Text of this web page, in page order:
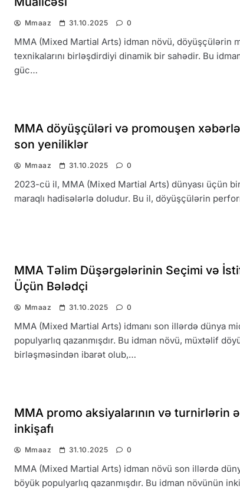
Mmaaz 31.10.2025 0
MMA (Mixed Martial Arts) idman növü, döyüşçülərin
texnikalarını birləşdirdiyi dinamik bir sahədir. Bu
güc…
MMA döyüşçüləri və promouşen
son yeniliklər
Mmaaz 31.10.2025 0
2023-cü il, MMA (Mixed Martial Arts) dünyası üçün
maraqlı hadisələrlə doludur. Bu il, döyüşçülərin
MMA Təlim Düşərgələrinin Seçimi və
Üçün Bələdçi
Mmaaz 31.10.2025 0
MMA (Mixed Martial Arts) idmanı son illərdə dünya
populyarlıq qazanmışdır. Bu idman növü, müxtəlif
birləşməsindən ibarət olub,…
MMA promo aksiyalarının və turnirlərin
inkişafı
Mmaaz 31.10.2025 0
MMA (Mixed Martial Arts) idman növü son illərdə
böyük populyarlıq qazanmışdır. Bu idman növünün